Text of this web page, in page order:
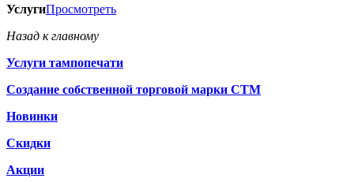
УслугиПросмотреть
Назад к главному
Услуги тампопечати
Создание собственной торговой марки СТМ
Новинки
Скидки
Акции